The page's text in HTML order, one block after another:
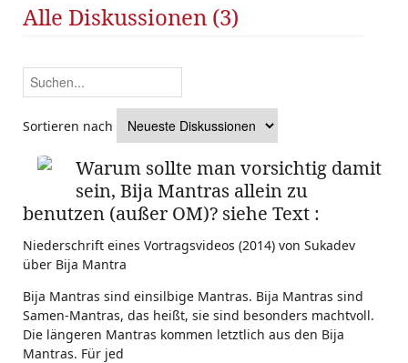
Alle Diskussionen (3)
Sortieren nach
Warum sollte man vorsichtig damit
sein, Bija Mantras allein zu
benutzen (außer OM)? siehe Text :
Niederschrift eines Vortragsvideos (2014) von Sukadev
über Bija Mantra
Bija Mantras sind einsilbige Mantras. Bija Mantras sind
Samen-Mantras, das heißt, sie sind besonders machtvoll.
Die längeren Mantras kommen letztlich aus den Bija
Mantras. Für jed